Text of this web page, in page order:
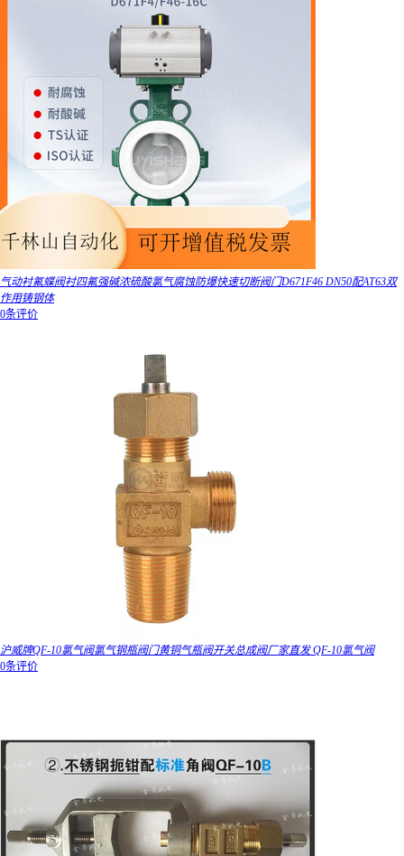
气动衬氟蝶阀衬四氟强碱浓硫酸氯气腐蚀防爆快速切断阀门D671F46 DN50配AT63双
作用铸钢体
0条评价
沪威牌QF-10氯气阀氯气钢瓶阀门黄铜气瓶阀开关总成阀厂家直发 QF-10氯气阀
0条评价